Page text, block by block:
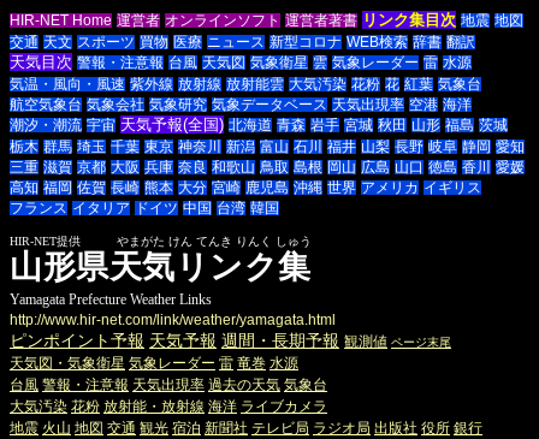
HIR-NET Home 運営者 オンラインソフト 運営者著書 リンク集目次 地震 地図
交通 天文 スポーツ 買物 医療 ニュース 新型コロナ WEB検索 辞書 翻訳
天気目次 警報・注意報 台風 天気図 気象衛星 雲 気象レーダー 雷 水源
気温・風向・風速 紫外線 放射線 放射能雲 大気汚染 花粉 花 紅葉 気象台
航空気象台 気象会社 気象研究 気象データベース 天気出現率 空港 海洋
潮汐・潮流 宇宙 天気予報(全国) 北海道 青森 岩手 宮城 秋田 山形 福島 茨城
栃木 群馬 埼玉 千葉 東京 神奈川 新潟 富山 石川 福井 山梨 長野 岐阜 静岡 愛知
三重 滋賀 京都 大阪 兵庫 奈良 和歌山 鳥取 島根 岡山 広島 山口 徳島 香川
愛媛
高知 福岡 佐賀 長崎 熊本 大分 宮崎 鹿児島 沖縄 世界 アメリカ イギリス
フランス イタリア ドイツ 中国 台湾 韓国
山形県天気リンク集
HIR-NET提供 やまがた けん てんき りんく しゅう
Yamagata Prefecture Weather Links
http://www.hir-net.com/link/weather/yamagata.html
ピンポイント予報 天気予報 週間・長期予報 観測値 ページ末尾
天気図・気象衛星 気象レーダー 雷 竜巻 水源
台風 警報・注意報 天気出現率 過去の天気 気象台
大気汚染 花粉 放射能・放射線 海洋 ライブカメラ
地震 火山 地図 交通 観光 宿泊 新聞社 テレビ局 ラジオ局 出版社 役所 銀行